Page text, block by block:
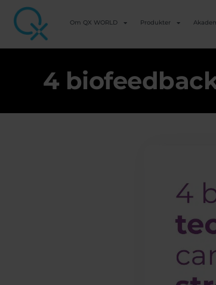
Om QX WORLD Produkter
4